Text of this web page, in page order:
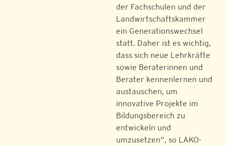
der Fachschulen und der
Landwirtschaftskammer
ein Generationswechsel
statt. Daher ist es wichtig,
dass sich neue Lehrkräfte
sowie Beraterinnen und
Berater kennenlernen und
austauschen, um
innovative Projekte im
Bildungsbereich zu
entwickeln und
umzusetzen“, so LAKO-